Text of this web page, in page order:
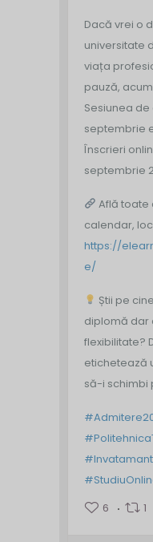
Dacă vrei o
universitate
viața
pauză,
Sesiunea
septembrie
Înscrieri
septembrie
Află toate
calendar,
https://
e/
Știi pe
diplomă dar
flexibilitate?
etichetează
să-i schimbi
6
1